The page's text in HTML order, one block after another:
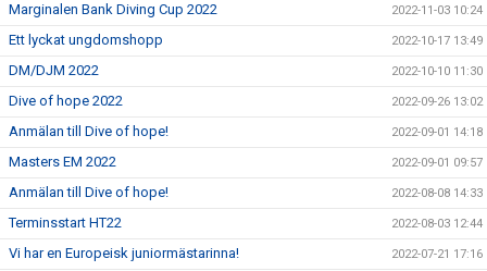
Marginalen Bank Diving Cup 2022 2022-11-03 10:24
Ett lyckat ungdomshopp 2022-10-17 13:49
DM/DJM 2022 2022-10-10 11:30
Dive of hope 2022 2022-09-26 13:02
Anmälan till Dive of hope! 2022-09-01 14:18
Masters EM 2022 2022-09-01 09:57
Anmälan till Dive of hope! 2022-08-08 14:33
Terminsstart HT22 2022-08-03 12:44
Vi har en Europeisk juniormästarinna! 2022-07-21 17:16